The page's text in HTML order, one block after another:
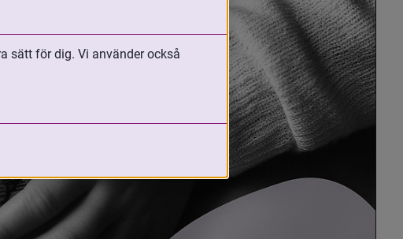
sätt för dig. Vi använder också